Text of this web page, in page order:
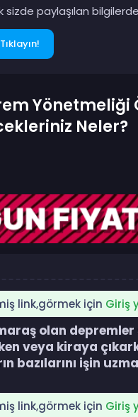
sizde paylaşılan
Neler?
link,görmek için Giriş
olan depremler
veya kiraya
bazılarını işin
link,görmek için Giriş